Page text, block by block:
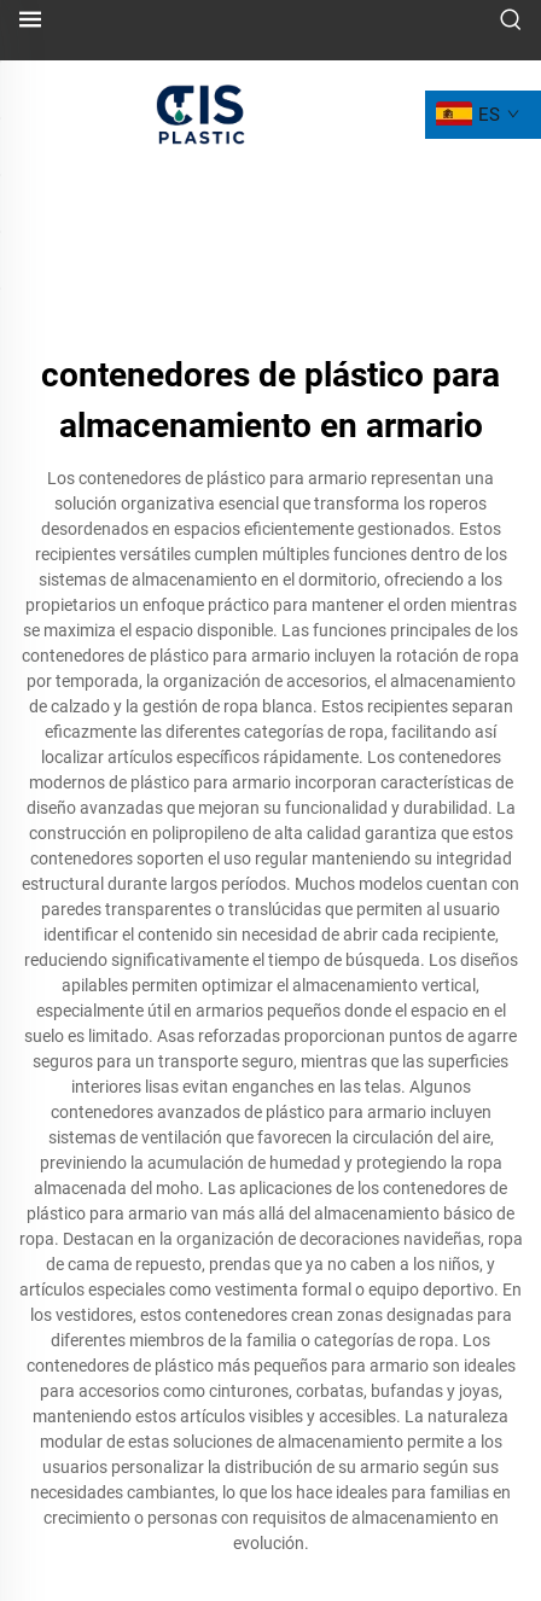
ES
contenedores de plástico para
almacenamiento en armario
Los contenedores de plástico para armario representan una
solución organizativa esencial que transforma los roperos
desordenados en espacios eficientemente gestionados. Estos
recipientes versátiles cumplen múltiples funciones dentro de los
sistemas de almacenamiento en el dormitorio, ofreciendo a los
propietarios un enfoque práctico para mantener el orden mientras
se maximiza el espacio disponible. Las funciones principales de los
contenedores de plástico para armario incluyen la rotación de ropa
por temporada, la organización de accesorios, el almacenamiento
de calzado y la gestión de ropa blanca. Estos recipientes separan
eficazmente las diferentes categorías de ropa, facilitando así
localizar artículos específicos rápidamente. Los contenedores
modernos de plástico para armario incorporan características de
diseño avanzadas que mejoran su funcionalidad y durabilidad. La
construcción en polipropileno de alta calidad garantiza que estos
contenedores soporten el uso regular manteniendo su integridad
estructural durante largos períodos. Muchos modelos cuentan con
paredes transparentes o translúcidas que permiten al usuario
identificar el contenido sin necesidad de abrir cada recipiente,
reduciendo significativamente el tiempo de búsqueda. Los diseños
apilables permiten optimizar el almacenamiento vertical,
especialmente útil en armarios pequeños donde el espacio en el
suelo es limitado. Asas reforzadas proporcionan puntos de agarre
seguros para un transporte seguro, mientras que las superficies
interiores lisas evitan enganches en las telas. Algunos
contenedores avanzados de plástico para armario incluyen
sistemas de ventilación que favorecen la circulación del aire,
previniendo la acumulación de humedad y protegiendo la ropa
almacenada del moho. Las aplicaciones de los contenedores de
plástico para armario van más allá del almacenamiento básico de
ropa. Destacan en la organización de decoraciones navideñas, ropa
de cama de repuesto, prendas que ya no caben a los niños, y
artículos especiales como vestimenta formal o equipo deportivo. En
los vestidores, estos contenedores crean zonas designadas para
diferentes miembros de la familia o categorías de ropa. Los
contenedores de plástico más pequeños para armario son ideales
para accesorios como cinturones, corbatas, bufandas y joyas,
manteniendo estos artículos visibles y accesibles. La naturaleza
modular de estas soluciones de almacenamiento permite a los
usuarios personalizar la distribución de su armario según sus
necesidades cambiantes, lo que los hace ideales para familias en
crecimiento o personas con requisitos de almacenamiento en
evolución.